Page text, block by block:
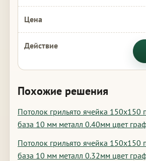
Похожие решения
Потолок грильято ячейка 150х150
база 10 мм металл 0.40мм цвет
Потолок грильято ячейка 150х150
база 10 мм металл 0.32мм цвет